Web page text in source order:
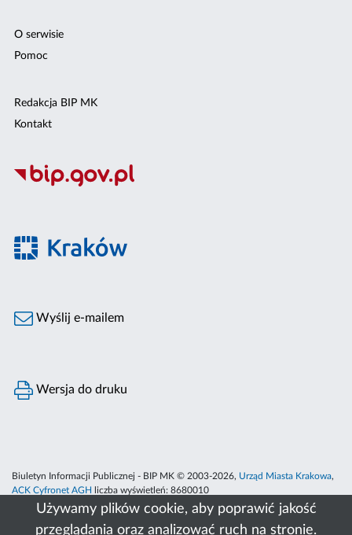
Używamy plików cookie, aby poprawić jakość
przeglądania oraz analizować ruch na stronie.
O serwisie
Pomoc
Redakcja BIP MK
Kontakt
Wyślij e-mailem
Wersja do druku
Biuletyn Informacji Publicznej - BIP MK © 2003-2026, Urząd Miasta Krakowa,
ACK Cyfronet AGH
liczba wyświetleń: 8680010